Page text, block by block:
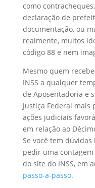
como
declaração de
documentação, ou
realmente, muitos
código 88 e nem
Mesmo quem
INSS a qualquer
de Aposentadoria e
Justiça Federal mais
ações judiciais
em relação ao
Se você tem
pedir uma
do site do INSS, em
passo-a-passo.